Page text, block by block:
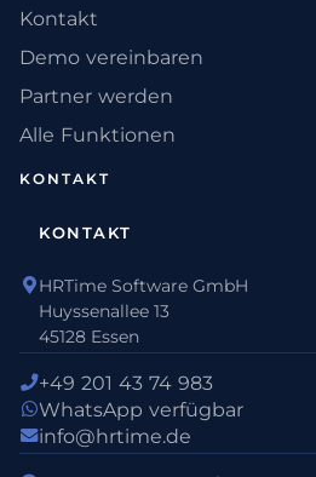
Kontakt
Demo vereinbaren
Partner werden
Alle Funktionen
KONTAKT
KONTAKT
HRTime Software GmbH
Huyssenallee 13
45128 Essen
+49 201 43 74 983
WhatsApp verfügbar
info@hrtime.de